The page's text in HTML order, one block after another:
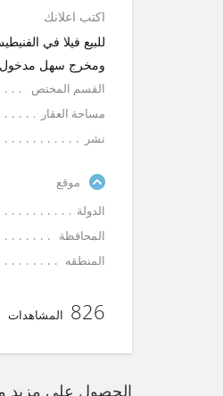
اكتب اعلانك
ومخرج سهل مدخول شهري 2670 دينار
القسم المختص
مساحة العقار
نشر
موقع
الدولة
المحافظة
المنطقه
826 المشاهدات
الحصول على مزيد